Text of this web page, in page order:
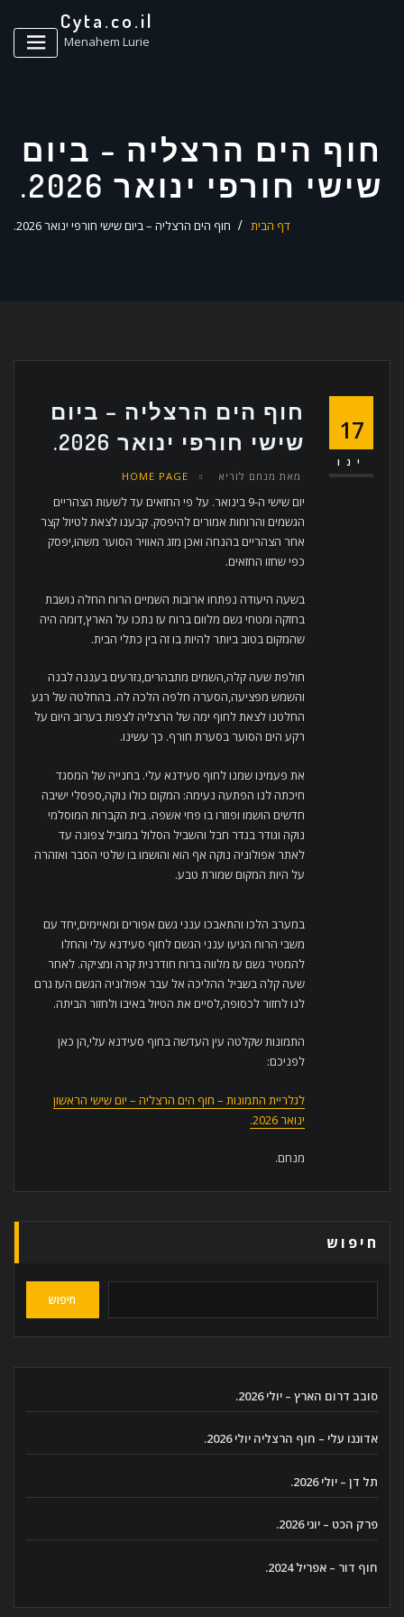
Cyta.co.il
Menahem Lurie
חוף הים הרצליה – ביום
שישי חורפי ינואר 2026.
דף הבית חוף הים הרצליה – ביום שישי חורפי ינואר 2026.
17
ינו
חוף הים הרצליה – ביום
שישי חורפי ינואר 2026.
מאת מנחם לוריא HOME PAGE
יום שישי ה-9 בינואר. על פי החזאים עד לשעות הצהריים
הגשמים והרוחות אמורים להיפסק. קבענו לצאת לטיול קצר
אחר הצהריים בהנחה ואכן מזג האוויר הסוער משהו,יפסק
כפי שחזו החזאים.
בשעה היעודה נפתחו ארובות השמיים הרוח החלה נושבת
בחזקה ומטחי גשם מלוום ברוח עז נתכו על הארץ,דומה היה
שהמקום בטוב ביותר להיות בו זה בין כתלי הבית.
חולפת שעה קלה,השמים מתבהרים,נזרעים בעננה לבנה
והשמש מפציעה,הסערה חלפה הלכה לה. בהחלטה של רגע
החלטנו לצאת לחוף ימה של הרצליה לצפות בערוב היום על
רקע הים הסוער בסערת חורף. כך עשינו.
את פעמינו שמנו לחוף סעידנא עלי. בחנייה של המסגד
חיכתה לנו הפתעה נעימה: המקום כולו נוקה,ספסלי ישיבה
חדשים הושמו ופוזרו בו פחי אשפה. בית הקברות המוסלמי
נוקה וגודר בגדר חבל והשביל הסלול במוביל צפונה עד
לאתר אפולוניה נוקה אף הוא והושמו בו שלטי הסבר ואזהרה
על היות המקום שמורת טבע.
במערב הלכו והתאבכו ענני גשם אפורים ומאיימים,יחד עם
משבי הרוח הגיעו ענני הגשם לחוף סעידנא עלי והחלו
להמטיר גשם עז מלווה ברוח חודרנית קרה ומציקה. לאחר
שעה קלה בשביל ההליכה אל עבר אפולוניה הגשם העז גרם
לנו לחזור לכסופה,לסיים את הטיול באיבו ולחזור הביתה.
התמונות שקלטה עין העדשה בחוף סעידנא עלי,הן כאן
לפניכם:
לגלריית התמונות – חוף הים הרצליה – יום שישי הראשון
ינואר 2026.
מנחם.
חיפוש
חיפוש
סובב דרום הארץ – יולי 2026.
אדוננו עלי – חוף הרצליה יולי 2026.
תל דן – יולי 2026.
פרק הכט – יוני 2026.
חוף דור – אפריל 2024.